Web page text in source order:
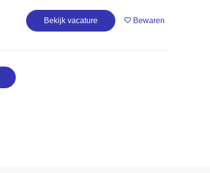
Bekijk vacature Bewaren